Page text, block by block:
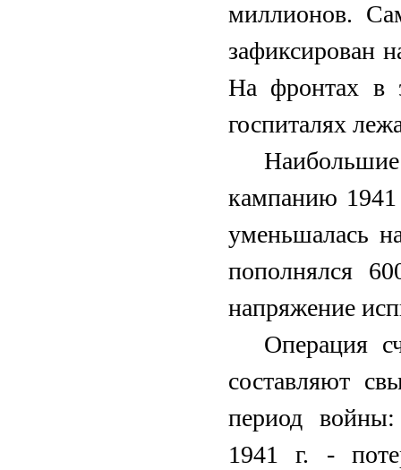
миллионов.
зафиксирован
На фронтах в
госпиталях
кампанию 1941
уменьшалась
пополнялся
напряжение
Операция
составляют
период войны:
1941 г. -